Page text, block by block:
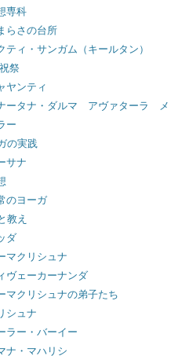
専科
らさの台所
ティ・サンガム（キールタン）
祭
ヤンティ
ータナ・ダルマ アヴァターラ メ
ー
の実践
サナ
のヨーガ
教え
ダ
マクリシュナ
ヴェーカーナンダ
マクリシュナの弟子たち
シュナ
ラー・バーイー
ナ・マハリシ